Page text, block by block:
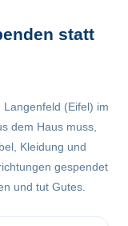
statt
(Eifel) im
dem Haus muss,
Kleidung und
gespendet
und tut Gutes.